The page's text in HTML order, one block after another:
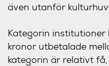
även utanför
Kategorin
kronor utbetalade
kategorin är relativt